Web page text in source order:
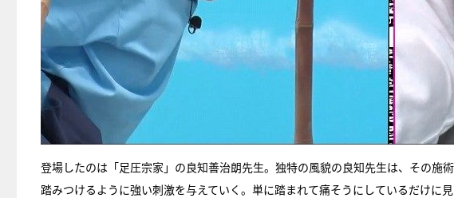
登場したのは「足圧宗家」の良知善治朗先生。独特の風貌の良知先生は、その施
踏みつけるように強い刺激を与えていく。単に踏まれて痛そうにしているだけに